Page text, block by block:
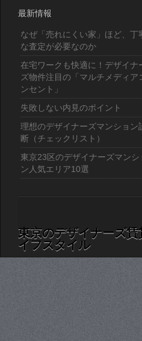
最新情報
なぜ「売れにくい家」ほど、丁
な査定が必要なのか
在宅ワークも快適に！デザイナ
ズ物件注目の「マルチメディア
ンセント」
失敗しない内見のポイント
理想のデザイナーズマンション
断（チェックリスト）
東京23区のデザイナーズマンシ
ン人気エリア10選
東京のデザイナーズ
イフスタイル